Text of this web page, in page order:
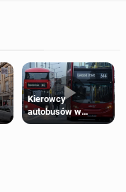
Kierowcy
autobusów w
Londynie